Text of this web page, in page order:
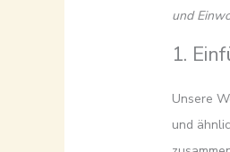
und
1.
Unsere
und